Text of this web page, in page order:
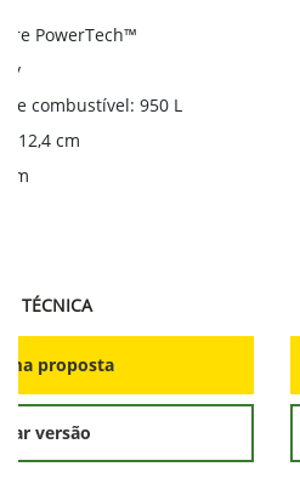
PowerTech™
combustível: 950 L
cm
TÉCNICA
proposta
versão